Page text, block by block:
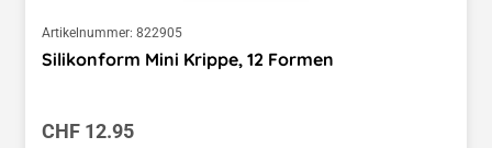
Artikelnummer: 822905
Silikonform Mini Krippe, 12 Formen
Regulärer Preis:
CHF 12.95